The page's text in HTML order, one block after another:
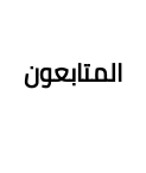
المتابعون